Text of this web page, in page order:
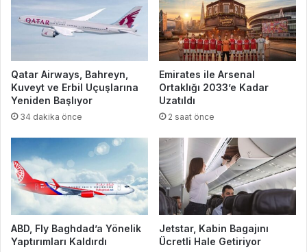
Qatar Airways, Bahreyn,
Kuveyt ve Erbil Uçuşlarına
Yeniden Başlıyor
34 dakika önce
Emirates ile Arsenal
Ortaklığı 2033’e Kadar
Uzatıldı
2 saat önce
ABD, Fly Baghdad’a Yönelik
Yaptırımları Kaldırdı
Jetstar, Kabin Bagajını
Ücretli Hale Getiriyor